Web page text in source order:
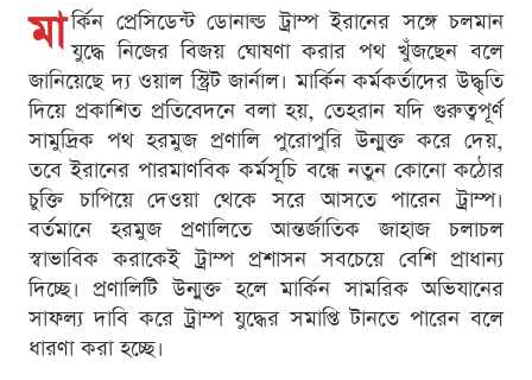
মা র্কিন প্রেসিডেন্ট ডোনাল্ড ট্রাম্প ইরানের সঙ্গে চলমান
যুদ্ধে নিজের বিজয় ঘোষণা করার পথ খুঁজছেন বলে
জানিয়েছে দ্য ওয়াল স্ট্রিট জার্নাল। মার্কিন কর্মকর্তাদের উদ্ধৃতি
দিয়ে প্রকাশিত প্রতিবেদনে বলা হয়, তেহরান যদি গুরুত্বপূর্ণ
সামুদ্রিক পথ হরমুজ প্রণালি পুরোপুরি উন্মুক্ত করে দেয়,
তবে ইরানের পারমাণবিক কর্মসূচি বন্ধে নতুন কোনো কঠোর
চুক্তি চাপিয়ে দেওয়া থেকে সরে আসতে পারেন ট্রাম্প।
বর্তমানে হরমুজ প্রণালিতে আন্তর্জাতিক জাহাজ চলাচল
স্বাভাবিক করাকেই ট্রাম্প প্রশাসন সবচেয়ে বেশি প্রাধান্য
দিচ্ছে। প্রণালিটি উন্মুক্ত হলে মার্কিন সামরিক অভিযানের
সাফল্য দাবি করে ট্রাম্প যুদ্ধের সমাপ্তি টানতে পারেন বলে
ধারণা করা হচ্ছে।